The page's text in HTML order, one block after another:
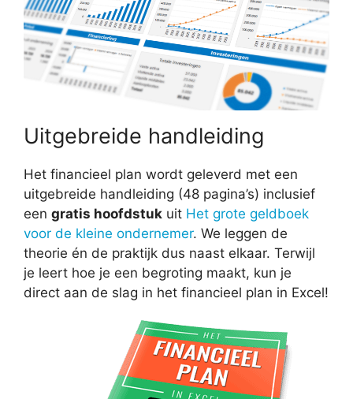
Uitgebreide handleiding
Het financieel plan wordt geleverd met een
uitgebreide handleiding (48 pagina’s) inclusief
een gratis hoofdstuk uit Het grote geldboek
voor de kleine ondernemer. We leggen de
theorie én de praktijk dus naast elkaar. Terwijl
je leert hoe je een begroting maakt, kun je
direct aan de slag in het financieel plan in Excel!